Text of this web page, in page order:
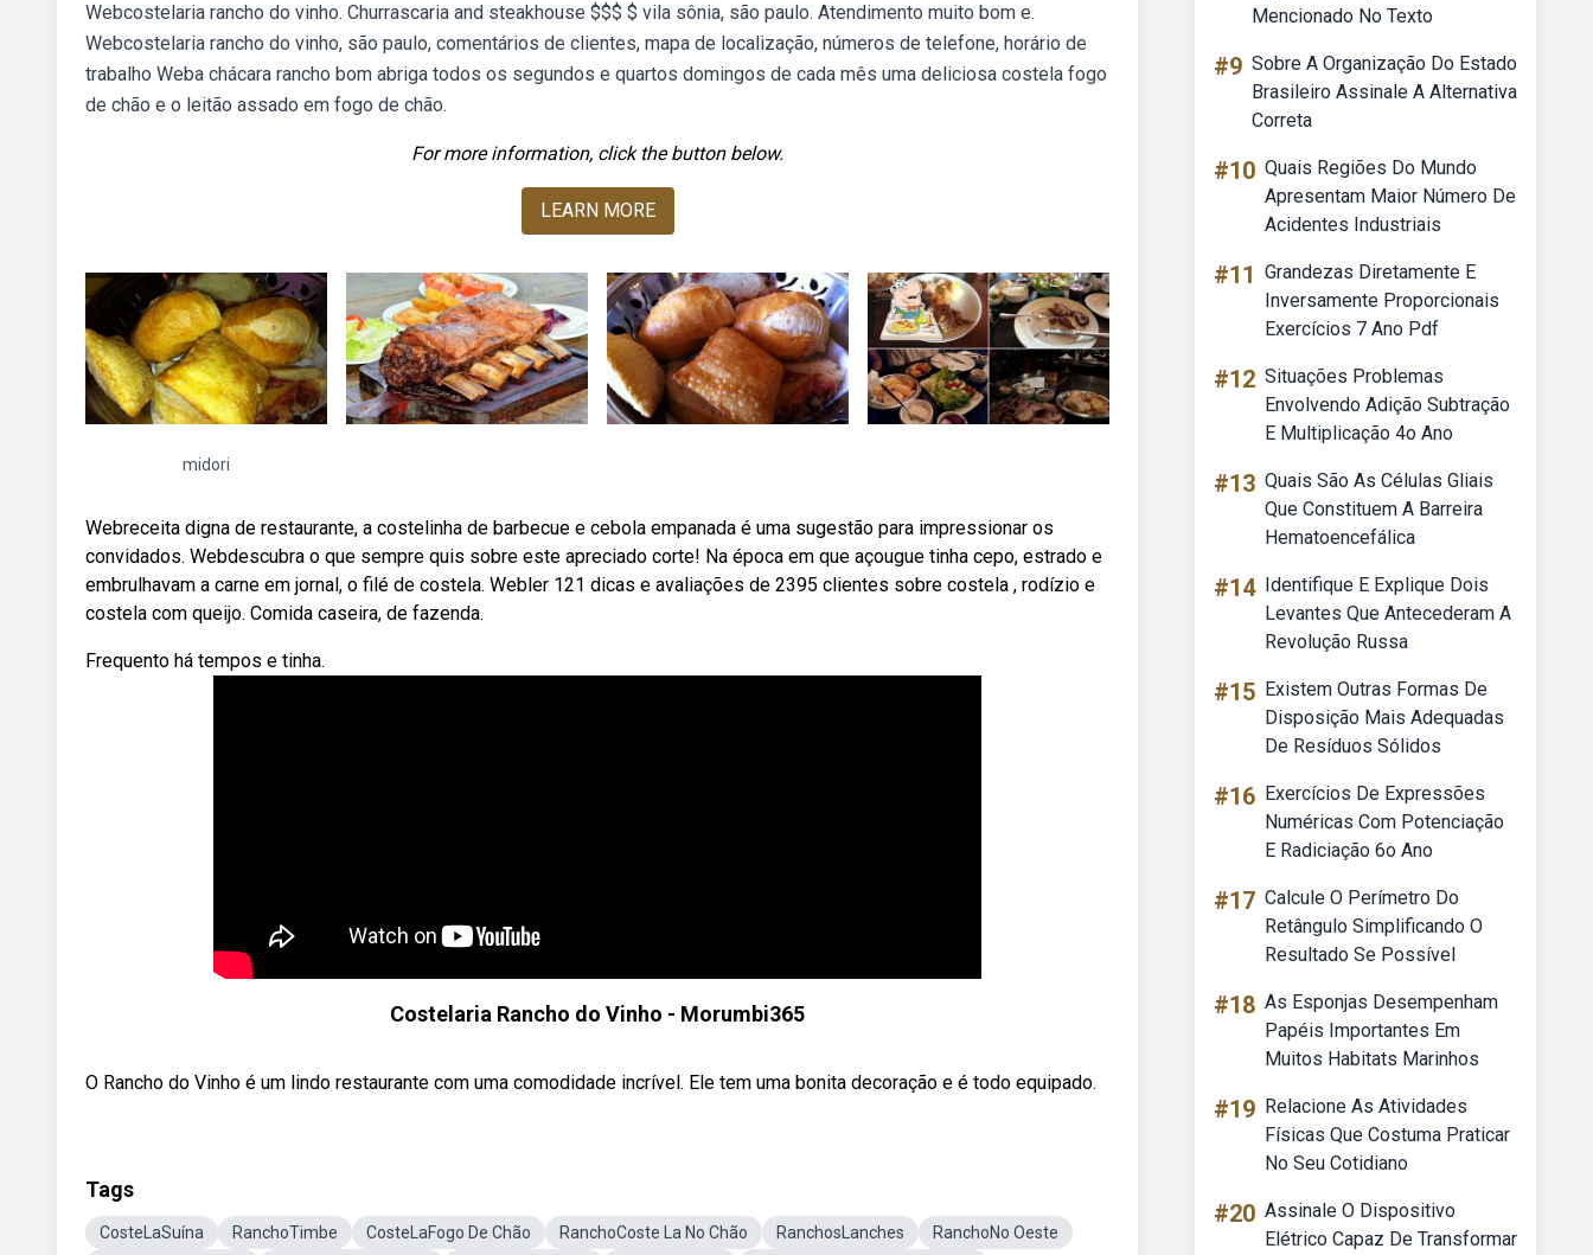
Webcostelaria rancho do vinho. Churrascaria and steakhouse $$$ $ vila sônia, são paulo. Atendimento muito bom e.
Webcostelaria rancho do vinho, são paulo, comentários de clientes, mapa de localização, números de telefone, horário de
trabalho Weba chácara rancho bom abriga todos os segundos e quartos domingos de cada mês uma deliciosa costela fogo
de chão e o leitão assado em fogo de chão.
For more information, click the button below.
LEARN MORE
midori
Webreceita digna de restaurante, a costelinha de barbecue e cebola empanada é uma sugestão para impressionar os
convidados. Webdescubra o que sempre quis sobre este apreciado corte! Na época em que açougue tinha cepo, estrado e
embrulhavam a carne em jornal, o filé de costela. Webler 121 dicas e avaliações de 2395 clientes sobre costela , rodízio e
costela com queijo. Comida caseira, de fazenda.
Frequento há tempos e tinha.
Costelaria Rancho do Vinho - Morumbi365
O Rancho do Vinho é um lindo restaurante com uma comodidade incrível. Ele tem uma bonita decoração e é todo equipado.
Tags
CosteLaSuína RanchoTimbe CosteLaFogo De Chão RanchoCoste La No Chão RanchosLanches
RanchoNo Oeste
Mencionado No Texto
#9 Sobre A Organização Do Estado
Brasileiro Assinale A Alternativa
Correta
#10 Quais Regiões Do Mundo
Apresentam Maior Número De
Acidentes Industriais
#11 Grandezas Diretamente E
Inversamente Proporcionais
Exercícios 7 Ano Pdf
#12 Situações Problemas
Envolvendo Adição Subtração
E Multiplicação 4o Ano
#13 Quais São As Células Gliais
Que Constituem A Barreira
Hematoencefálica
#14 Identifique E Explique Dois
Levantes Que Antecederam A
Revolução Russa
#15 Existem Outras Formas De
Disposição Mais Adequadas
De Resíduos Sólidos
#16 Exercícios De Expressões
Numéricas Com Potenciação
E Radiciação 6o Ano
#17 Calcule O Perímetro Do
Retângulo Simplificando O
Resultado Se Possível
#18 As Esponjas Desempenham
Papéis Importantes Em
Muitos Habitats Marinhos
#19 Relacione As Atividades
Físicas Que Costuma Praticar
No Seu Cotidiano
#20 Assinale O Dispositivo
Elétrico Capaz De Transformar